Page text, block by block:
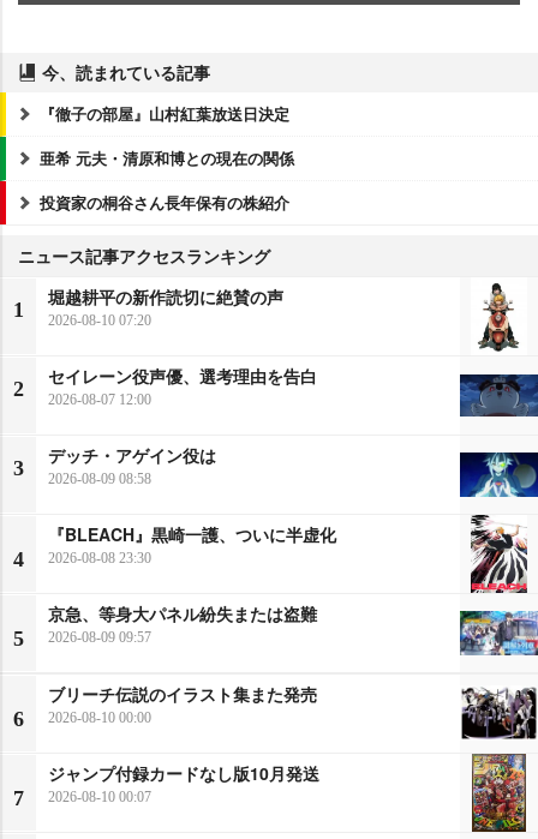
今、読まれている記事
『徹子の部屋』山村紅葉放送日決定
亜希 元夫・清原和博との現在の関係
投資家の桐谷さん長年保有の株紹介
ニュース記事アクセスランキング
1
堀越耕平の新作読切に絶賛の声
2026-08-10 07:20
2
セイレーン役声優、選考理由を告白
2026-08-07 12:00
3
デッチ・アゲイン役は
2026-08-09 08:58
4
『BLEACH』黒崎一護、ついに半虚化
2026-08-08 23:30
5
京急、等身大パネル紛失または盗難
2026-08-09 09:57
6
ブリーチ伝説のイラスト集また発売
2026-08-10 00:00
7
ジャンプ付録カードなし版10月発送
2026-08-10 00:07